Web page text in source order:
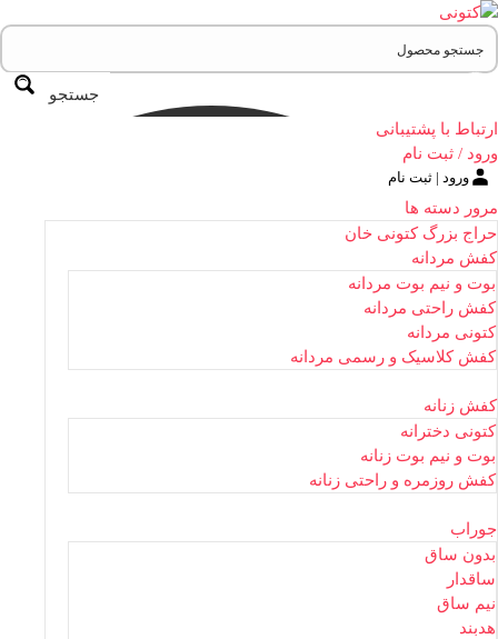
جستجو
ارتباط با پشتیبانی
ورود / ثبت نام
ورود | ثبت نام
مرور دسته ها
حراج بزرگ کتونی خان
کفش مردانه
بوت و نیم بوت مردانه
کفش راحتی مردانه
کتونی مردانه
کفش کلاسیک و رسمی مردانه
کفش زنانه
کتونی دخترانه
بوت و نیم بوت زنانه
کفش روزمره و راحتی زنانه
جوراب
بدون ساق
ساقدار
نیم ساق
هدبند